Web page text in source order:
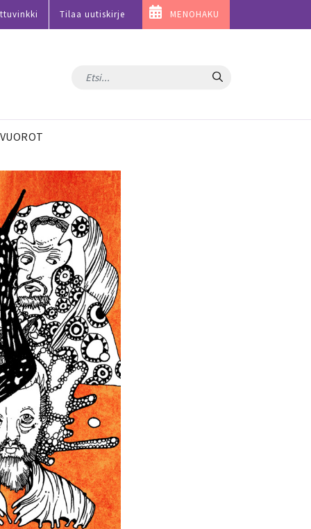
Tilaa uutiskirje MENOHAKU
Hae